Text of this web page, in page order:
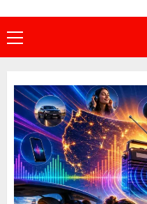
Основное
меню